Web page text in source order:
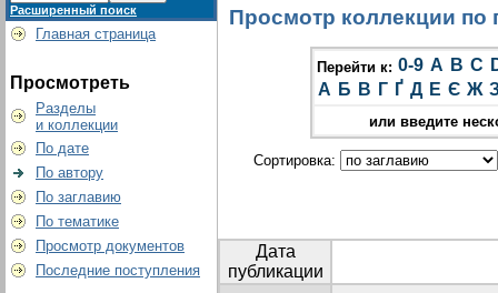
Расширенный поиск
Главная страница
Просмотреть
Разделы
и коллекции
По дате
По автору
По заглавию
По тематике
Просмотр документов
Последние поступления
Просмотр коллекции по
Перейти к: 0-9 A B C
А Б В Г Ґ Д Е Є Ж
или введите
Сортировка:
Дата
публикации